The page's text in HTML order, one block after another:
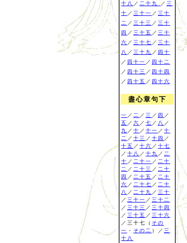
十八 ／ 二十九 ／ 三
十 ／ 三十一 ／ 三十
二 ／ 三十三 ／ 三十
四 ／ 三十五 ／ 三十
六 ／ 三十七 ／ 三十
八 ／ 三十九 ／ 四十
／ 四十一 ／ 四十二
／ 四十三 ／ 四十四
／ 四十五 ／ 四十六
盡心章句下
一 ／ 二 ／ 三 ／ 四 ／
五 ／ 六 ／ 七 ／ 八 ／
九 ／ 十 ／ 十一 ／ 十
二 ／ 十三 ／ 十四 ／
十五 ／ 十六 ／ 十七
／ 十八 ／ 十九 ／ 二
十 ／ 二十一 ／ 二十
二 ／ 二十三 ／ 二十
四 ／ 二十五 ／ 二十
六 ／ 二十七 ／ 二十
八 ／ 二十九 ／ 三十
／ 三十一 ／ 三十二
／ 三十三 ／ 三十四
／ 三十五 ／ 三十六
／三十七（ その
一 ・ その二 ）／ 三
十八